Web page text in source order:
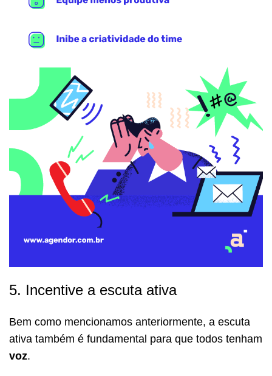
5. Incentive a escuta ativa
Bem como mencionamos anteriormente, a escuta
ativa também é fundamental para que todos tenham
voz.